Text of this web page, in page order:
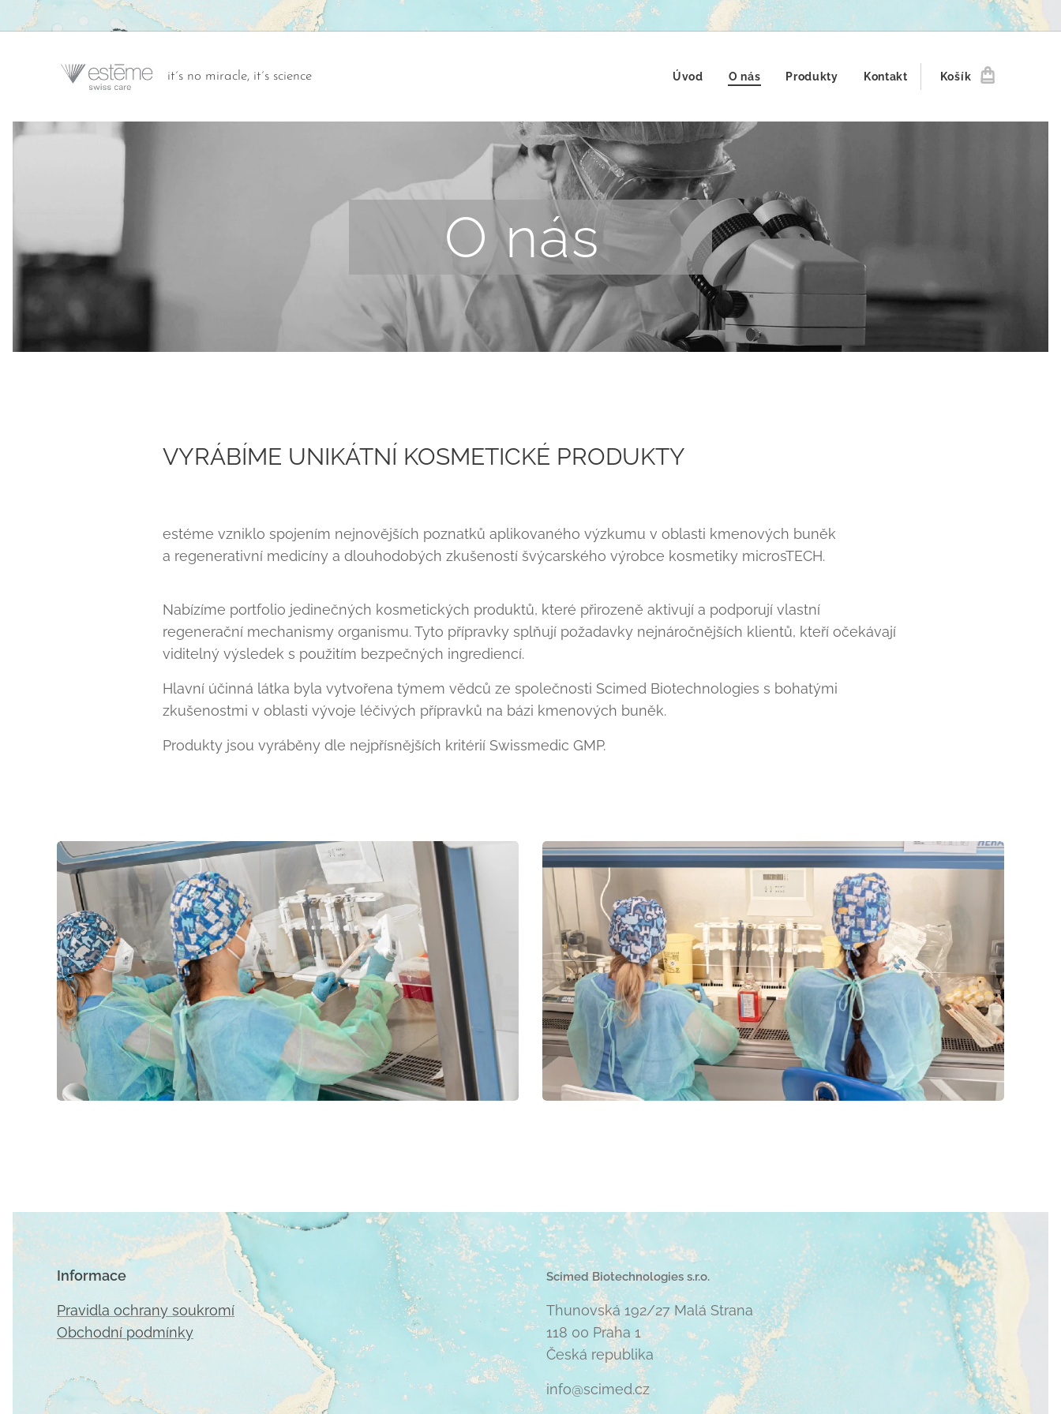
it´s no miracle, it´s science Úvod O nás Produkty Kontakt Košík
O nás
VYRÁBÍME UNIKÁTNÍ KOSMETICKÉ PRODUKTY
estéme vzniklo spojením nejnovějších poznatků aplikovaného výzkumu v oblasti kmenových buněk
a regenerativní medicíny a dlouhodobých zkušeností švýcarského výrobce kosmetiky microsTECH.
Nabízíme portfolio jedinečných kosmetických produktů, které přirozeně aktivují a podporují vlastní
regenerační mechanismy organismu. Tyto přípravky splňují požadavky nejnáročnějších klientů, kteří očekávají
viditelný výsledek s použitím bezpečných ingrediencí.
Hlavní účinná látka byla vytvořena týmem vědců ze společnosti Scimed Biotechnologies s bohatými
zkušenostmi v oblasti vývoje léčivých přípravků na bázi kmenových buněk.
Produkty jsou vyráběny dle nejpřísnějších kritérií Swissmedic GMP.
Informace
Pravidla ochrany soukromí
Obchodní podmínky
Scimed Biotechnologies s.r.o.
Thunovská 192/27 Malá Strana
118 00 Praha 1
Česká republika
info@scimed.cz